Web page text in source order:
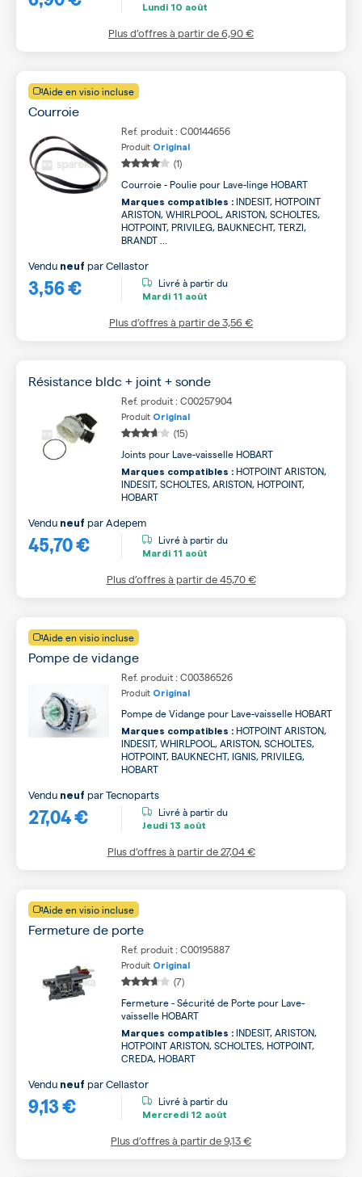
Lundi 10 août
Plus d’offres à partir de6,90 €
Aide en visio incluse
Courroie
Ref. produit : C00144656
Produit Original
(1)
Courroie - Poulie pour Lave-linge HOBART
Marques compatibles : INDESIT, HOTPOINT
ARISTON, WHIRLPOOL, ARISTON, SCHOLTES,
HOTPOINT, PRIVILEG, BAUKNECHT, TERZI,
BRANDT ...
3,56 €
Vendu neuf parCellastor
Livré à partir du
Mardi 11 août
Plus d’offres à partir de3,56 €
Résistance bldc + joint + sonde
Ref. produit : C00257904
Produit Original
(15)
Joints pour Lave-vaisselle HOBART
Marques compatibles : HOTPOINT ARISTON,
INDESIT, SCHOLTES, ARISTON, HOTPOINT,
HOBART
45,70 €
Vendu neuf parAdepem
Livré à partir du
Mardi 11 août
Plus d’offres à partir de45,70 €
Aide en visio incluse
Pompe de vidange
Ref. produit : C00386526
Produit Original
Pompe de Vidange pour Lave-vaisselle HOBART
Marques compatibles : HOTPOINT ARISTON,
INDESIT, WHIRLPOOL, ARISTON, SCHOLTES,
HOTPOINT, BAUKNECHT, IGNIS, PRIVILEG,
HOBART
27,04 €
Vendu neuf parTecnoparts
Livré à partir du
Jeudi 13 août
Plus d’offres à partir de27,04 €
Aide en visio incluse
Fermeture de porte
Ref. produit : C00195887
Produit Original
(7)
Fermeture - Sécurité de Porte pour Lave-
vaisselle HOBART
Marques compatibles : INDESIT, ARISTON,
HOTPOINT ARISTON, SCHOLTES, HOTPOINT,
CREDA, HOBART
9,13 €
Vendu neuf parCellastor
Livré à partir du
Mercredi 12 août
Plus d’offres à partir de9,13 €